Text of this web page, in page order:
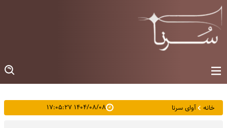
خانه آوای سرنا ۱۴۰۴/۰۸/۰۸ ۱۷:۰۵:۲۷